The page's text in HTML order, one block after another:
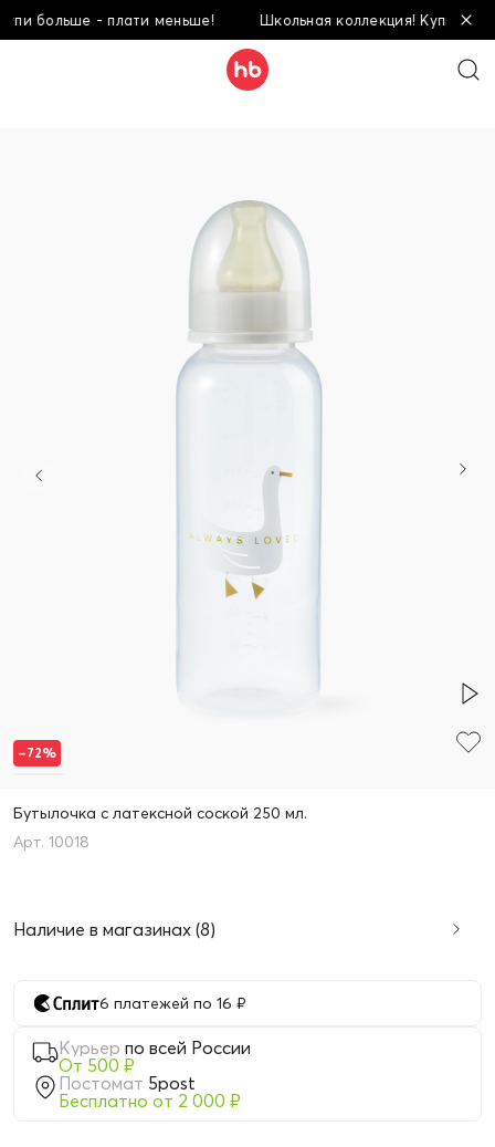
больше - плати меньше! Школьная коллекция! Купи больше
Бутылочка с латексной соской 250 мл.
10018
Наличие в магазинах (8)
6 платежей по 16 ₽
Курьер по всей России
От 500 ₽
Постомат 5post
Бесплатно от 2 000 ₽
–72%